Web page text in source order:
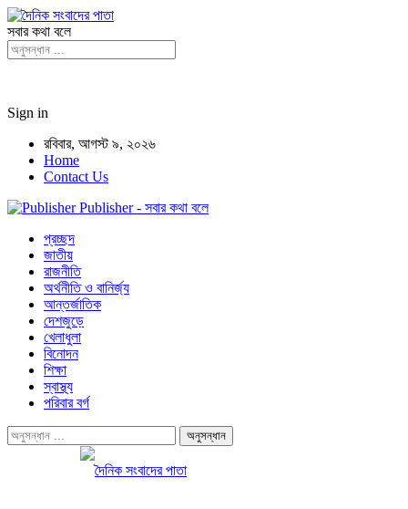
সবার কথা বলে
Sign in
রবিবার, আগস্ট ৯, ২০২৬
Home
Contact Us
Publisher - সবার কথা বলে
প্রচ্ছদ
জাতীয়
রাজনীতি
অর্থনীতি ও বানির্জ্য
আন্তর্জাতিক
দেশজুড়ে
খেলাধুলা
বিনোদন
শিক্ষা
স্বাস্থ্য
পরিবার বর্গ